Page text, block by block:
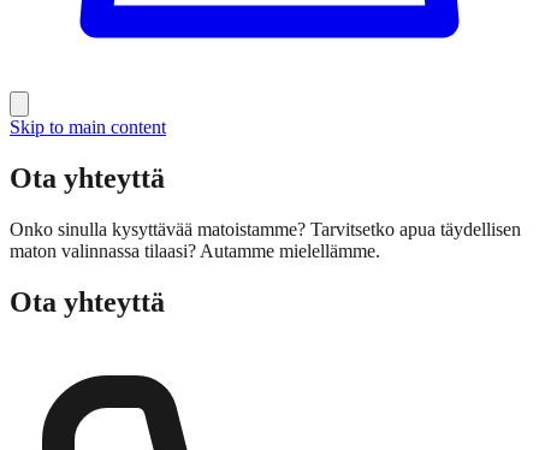
Skip to main content
Ota yhteyttä
Onko sinulla kysyttävää matoistamme? Tarvitsetko apua täydellisen
maton valinnassa tilaasi? Autamme mielellämme.
Ota yhteyttä